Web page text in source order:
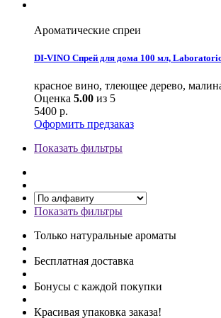
Ароматические спреи
DI-VINO Спрей для дома 100 мл,
красное вино, тлеющее дерево,
Оценка 5.00 из 5
5400 р.
Оформить предзаказ
Показать фильтры
Показать фильтры
Только натуральные ароматы
Бесплатная доставка
Бонусы с каждой покупки
Красивая упаковка заказа!